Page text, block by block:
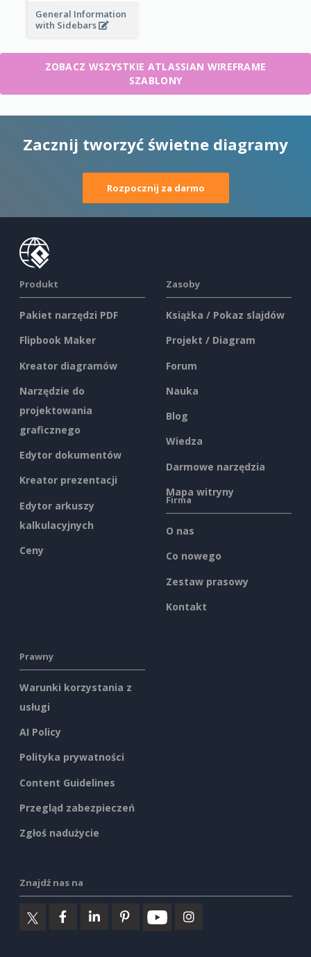
General Information
with Sidebars
ZOBACZ WSZYSTKIE ATLASSIAN WIREFRAME
SZABLONY
Zacznij tworzyć świetne diagramy
Rozpocznij za darmo
Produkt
Pakiet narzędzi PDF
Flipbook Maker
Kreator diagramów
Narzędzie do
projektowania
graficznego
Edytor dokumentów
Kreator prezentacji
Edytor arkuszy
kalkulacyjnych
Ceny
Zasoby
Książka / Pokaz slajdów
Projekt / Diagram
Forum
Nauka
Blog
Wiedza
Darmowe narzędzia
Mapa witryny
Firma
O nas
Co nowego
Zestaw prasowy
Kontakt
Prawny
Warunki korzystania z
usługi
AI Policy
Polityka prywatności
Content Guidelines
Przegląd zabezpieczeń
Zgłoś nadużycie
Znajdź nas na